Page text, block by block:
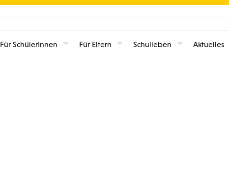
Für SchülerInnen Für Eltern Schulleben Aktuelles